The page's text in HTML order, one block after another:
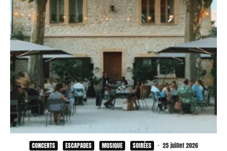
CONCERTS ESCAPADES MUSIQUE SOIRÉES · 25 juillet 2026